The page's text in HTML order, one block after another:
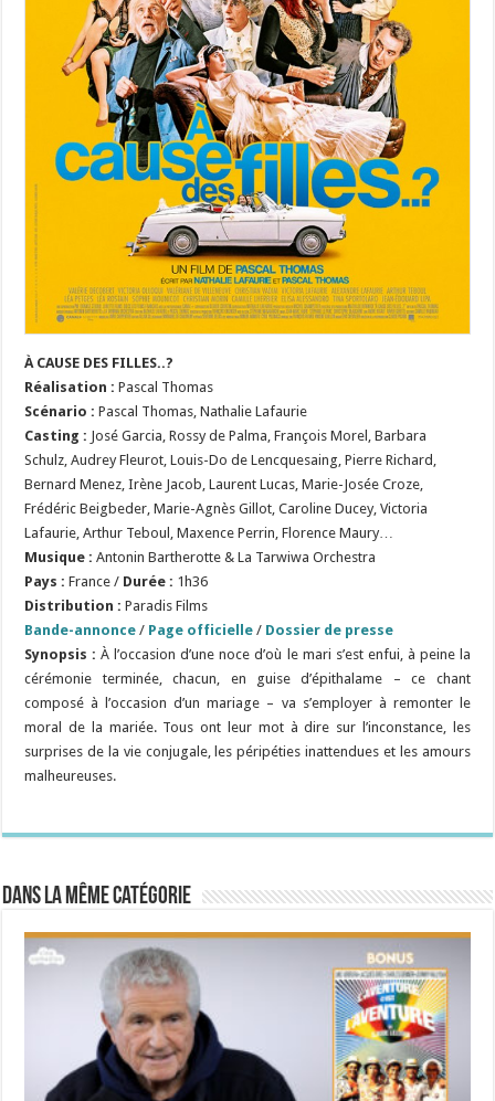
À CAUSE DES FILLES..?
Réalisation : Pascal Thomas
Scénario : Pascal Thomas, Nathalie Lafaurie
Casting : José Garcia, Rossy de Palma, François Morel, Barbara
Schulz, Audrey Fleurot, Louis-Do de Lencquesaing, Pierre Richard,
Bernard Menez, Irène Jacob, Laurent Lucas, Marie-Josée Croze,
Frédéric Beigbeder, Marie-Agnès Gillot, Caroline Ducey, Victoria
Lafaurie, Arthur Teboul, Maxence Perrin, Florence Maury…
Musique : Antonin Bartherotte & La Tarwiwa Orchestra
Pays : France / Durée : 1h36
Distribution : Paradis Films
Bande-annonce / Page officielle / Dossier de presse
Synopsis : À l’occasion d’une noce d’où le mari s’est enfui, à peine la
cérémonie terminée, chacun, en guise d’épithalame – ce chant
composé à l’occasion d’un mariage – va s’employer à remonter le
moral de la mariée. Tous ont leur mot à dire sur l’inconstance, les
surprises de la vie conjugale, les péripéties inattendues et les amours
malheureuses.
Dans la même catégorie